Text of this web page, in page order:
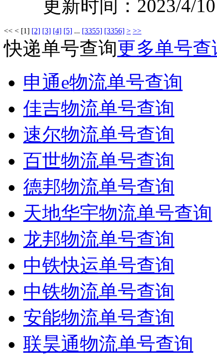
更新时间：2023/4/10
<< < [1] [2] [3] [4] [5] ... [3355] [3356] > >>
快递单号查询更多单号查
申通e物流单号查询
佳吉物流单号查询
速尔物流单号查询
百世物流单号查询
德邦物流单号查询
天地华宇物流单号查询
龙邦物流单号查询
中铁快运单号查询
中铁物流单号查询
安能物流单号查询
联昊通物流单号查询